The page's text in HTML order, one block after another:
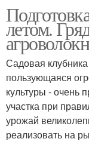
летом.
Садовая
пользующаяся
культуры - очень
участка при
урожай
реализовать на